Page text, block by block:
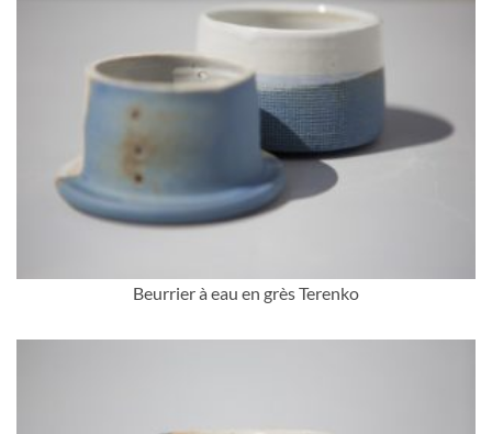
Beurrier à eau en grès Terenko